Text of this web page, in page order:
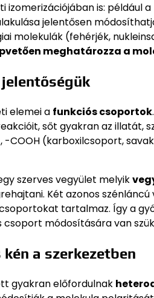
is: például
jelentősen
molekulák (fehérjék,
meghatározza a
elemei a funkciós csoportok
sőt gyakran az illatát,
COOH (karboxilcsoport,
szerves vegyület melyik
Két azonos
tartalmaz. Így a
módosítására van
a szerkezetben
gyakran előfordulnak